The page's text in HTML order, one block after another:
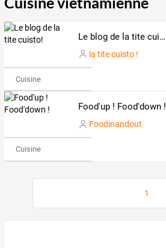
Le blog de la tite cuisto!
la tite cuisto !
Cuisine
Food'up ! Food'down !
Foodinandout
Cuisine
1